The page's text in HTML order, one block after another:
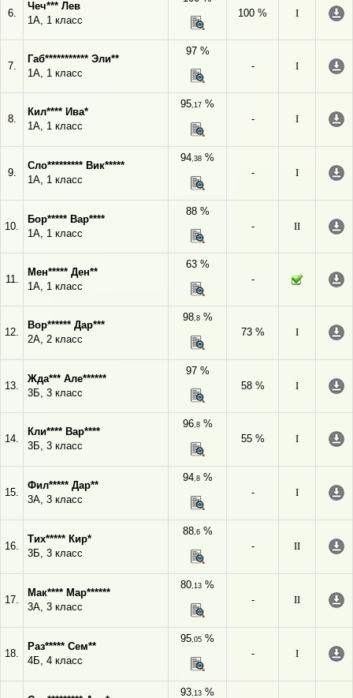
6.
Чеч*** Лев
1А, 1 класс
100 %
I
7.
Габ*********** Эли**
1А, 1 класс
97 %
-
I
8.
Кил**** Ива*
1А, 1 класс
95,17 %
-
I
9.
Сло********* Вик*****
1А, 1 класс
94,38 %
-
I
10.
Бор***** Вар****
1А, 1 класс
88 %
-
II
11.
Мен***** Ден**
1А, 1 класс
63 %
-
12.
Вор****** Дар***
2А, 2 класс
98,8%
73 %
I
13.
Жда*** Але******
3Б, 3 класс
97 %
58 %
I
14.
Кли**** Вар****
3Б, 3 класс
96,8%
55 %
I
15.
Фил***** Дар**
3А, 3 класс
94,8%
-
I
16.
Тих***** Кир*
3Б, 3 класс
88,6%
-
II
17.
Мак**** Мар******
3А, 3 класс
80,13 %
-
II
18.
Раз***** Сем**
4Б, 4 класс
95,05 %
-
I
93,13 %